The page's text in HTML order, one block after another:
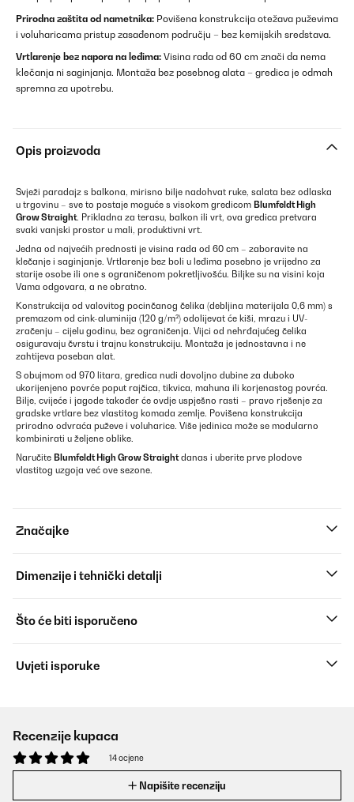
Prirodna zaštita od nametnika: Povišena konstrukcija otežava puževima
i voluharicama pristup zasađenom području – bez kemijskih sredstava.
Vrtlarenje bez napora na leđima: Visina rada od 60 cm znači da nema
klečanja ni saginjanja. Montaža bez posebnog alata – gredica je odmah
spremna za upotrebu.
Opis proizvoda
Svježi paradajz s balkona, mirisno bilje nadohvat ruke, salata bez odlaska
u trgovinu – sve to postaje moguće s visokom gredicom Blumfeldt High
Grow Straight. Prikladna za terasu, balkon ili vrt, ova gredica pretvara
svaki vanjski prostor u mali, produktivni vrt.
Jedna od najvećih prednosti je visina rada od 60 cm – zaboravite na
klečanje i saginjanje. Vrtlarenje bez boli u leđima posebno je vrijedno za
starije osobe ili one s ograničenom pokretljivošću. Biljke su na visini koja
Vama odgovara, a ne obratno.
Konstrukcija od valovitog pocinčanog čelika (debljina materijala 0,6 mm) s
premazom od cink-aluminija (120 g/m²) odolijevat će kiši, mrazu i UV-
zračenju – cijelu godinu, bez ograničenja. Vijci od nehrđajućeg čelika
osiguravaju čvrstu i trajnu konstrukciju. Montaža je jednostavna i ne
zahtijeva poseban alat.
S obujmom od 970 litara, gredica nudi dovoljno dubine za duboko
ukorijenjeno povrće poput rajčica, tikvica, mahuna ili korjenastog povrća.
Bilje, cvijeće i jagode također će ovdje uspješno rasti – pravo rješenje za
gradske vrtlare bez vlastitog komada zemlje. Povišena konstrukcija
prirodno odvraća puževe i voluharice. Više jedinica može se modularno
kombinirati u željene oblike.
Naručite Blumfeldt High Grow Straightdanas i uberite prve plodove
vlastitog uzgoja već ove sezone.
Značajke
Dimenzije i tehnički detalji
Što će biti isporučeno
Uvjeti isporuke
Recenzije kupaca
14 ocjene
Napišite recenziju